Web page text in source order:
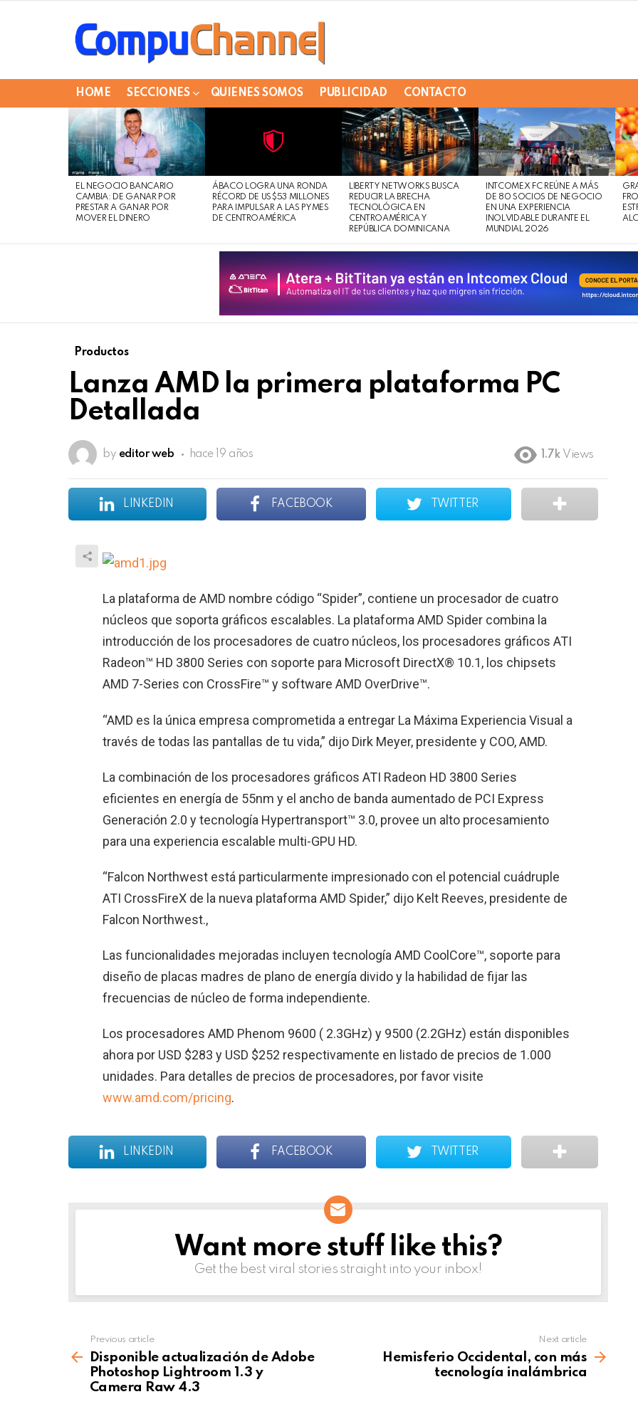
HOME SECCIONES QUIENES SOMOS PUBLICIDAD CONTACTO
LATEST
STORIES
EL NEGOCIO BANCARIO
CAMBIA: DE GANAR POR
PRESTAR A GANAR POR
MOVER EL DINERO
Safe
For
Work
view
this
post
ÁBACO LOGRA UNA RONDA
RÉCORD DE US$53 MILLONES
PARA IMPULSAR A LAS PYMES
DE CENTROAMÉRICA
LIBERTY NETWORKS BUSCA
REDUCIR LA BRECHA
TECNOLÓGICA EN
CENTROAMÉRICA Y
REPÚBLICA DOMINICANA
INTCOMEX FC REÚNE A MÁS
DE 80 SOCIOS DE NEGOCIO
EN UNA EXPERIENCIA
INOLVIDABLE DURANTE EL
MUNDIAL 2026
Productos
Lanza AMD la primera plataforma PC
Detallada
by editor web hace 19 años 1.7k Views
LINKEDIN FACEBOOK TWITTER
La plataforma de AMD nombre código “Spider”, contiene un procesador de cuatro
núcleos que soporta gráficos escalables. La plataforma AMD Spider combina la
introducción de los procesadores de cuatro núcleos, los procesadores gráficos ATI
Radeon™ HD 3800 Series con soporte para Microsoft DirectX® 10.1, los chipsets
AMD 7-Series con CrossFire™ y software AMD OverDrive™.
“AMD es la única empresa comprometida a entregar La Máxima Experiencia Visual a
través de todas las pantallas de tu vida,” dijo Dirk Meyer, presidente y COO, AMD.
La combinación de los procesadores gráficos ATI Radeon HD 3800 Series
eficientes en energía de 55nm y el ancho de banda aumentado de PCI Express
Generación 2.0 y tecnología Hypertransport™ 3.0, provee un alto procesamiento
para una experiencia escalable multi-GPU HD.
“Falcon Northwest está particularmente impresionado con el potencial cuádruple
ATI CrossFireX de la nueva plataforma AMD Spider,” dijo Kelt Reeves, presidente de
Falcon Northwest.,
Las funcionalidades mejoradas incluyen tecnología AMD CoolCore™, soporte para
diseño de placas madres de plano de energía divido y la habilidad de fijar las
frecuencias de núcleo de forma independiente.
Los procesadores AMD Phenom 9600 ( 2.3GHz) y 9500 (2.2GHz) están disponibles
ahora por USD $283 y USD $252 respectivamente en listado de precios de 1.000
unidades. Para detalles de precios de procesadores, por favor visite
www.amd.com/pricing.
LINKEDIN FACEBOOK TWITTER
NEWSLETTERWant more stuff like this?
Get the best viral stories straight into your inbox!
more
Previous article
Disponible actualización de Adobe
Photoshop Lightroom 1.3 y
Camera Raw 4.3
Next article
Hemisferio Occidental, con más
tecnología inalámbrica